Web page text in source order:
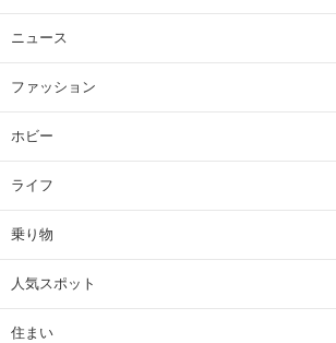
ニュース
ファッション
ホビー
ライフ
乗り物
人気スポット
住まい